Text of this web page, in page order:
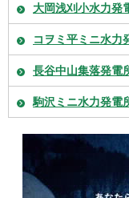
大岡浅刈小水力発
コヲミ平ミニ水力
長谷中山集落発電
駒沢ミニ水力発電